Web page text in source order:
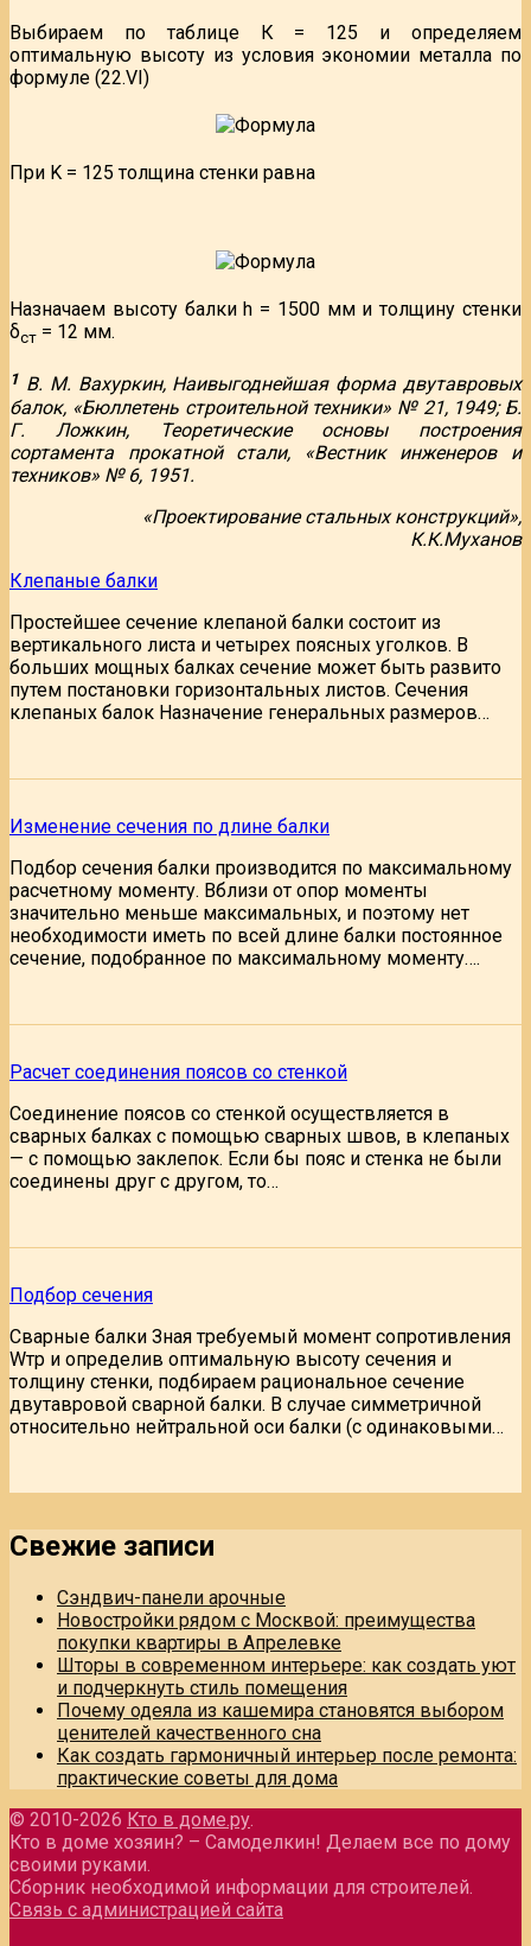
Выбираем по таблице К = 125 и определяем
оптимальную высоту из условия экономии металла по
формуле (22.VI)
При K = 125 толщина стенки равна
Назначаем высоту балки h = 1500 мм и толщину стенки
δст = 12 мм.
1 В. М. Вахуркин, Наивыгоднейшая форма двутавровых
балок, «Бюллетень строительной техники» № 21, 1949; Б.
Г. Ложкин, Теоретические основы построения
сортамента прокатной стали, «Вестник инженеров и
техников» № 6, 1951.
«Проектирование стальных конструкций»,
К.К.Муханов
Клепаные балки
Простейшее сечение клепаной балки состоит из
вертикального листа и четырех поясных уголков. В
больших мощных балках сечение может быть развито
путем постановки горизонтальных листов. Сечения
клепаных балок Назначение генеральных размеров…
Изменение сечения по длине балки
Подбор сечения балки производится по максимальному
расчетному моменту. Вблизи от опор моменты
значительно меньше максимальных, и поэтому нет
необходимости иметь по всей длине балки постоянное
сечение, подобранное по максимальному моменту….
Расчет соединения поясов со стенкой
Соединение поясов со стенкой осуществляется в
сварных балках с помощью сварных швов, в клепаных
— с помощью заклепок. Если бы пояс и стенка не были
соединены друг с другом, то…
Подбор сечения
Сварные балки Зная требуемый момент сопротивления
Wтp и определив оптимальную высоту сечения и
толщину стенки, подбираем рациональное сечение
двутавровой сварной балки. В случае симметричной
относительно нейтральной оси балки (с одинаковыми…
Свежие записи
Сэндвич-панели арочные
Новостройки рядом с Москвой: преимущества
покупки квартиры в Апрелевке
Шторы в современном интерьере: как создать уют
и подчеркнуть стиль помещения
Почему одеяла из кашемира становятся выбором
ценителей качественного сна
Как создать гармоничный интерьер после ремонта:
практические советы для дома
© 2010-2026 Кто в доме.ру
Кто в доме хозяин? – Самоделкин! Делаем все по дому
своими руками.
Сборник необходимой информации для строителей.
Связь с администрацией сайта